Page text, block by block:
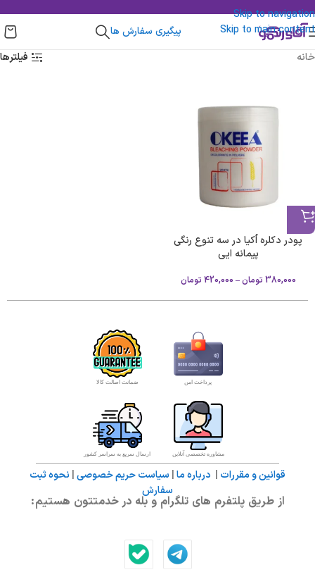
Skip to navigation
Skip to main content
پیگیری سفارش ها
خانه
فیلترها
پودر دکلره اُکیا در سه تنوع رنگی
پیمانه ایی
380,000 تومان–
420,000 تومان
پرداخت امن ضمانت اصالت کالا
مشاوره تخصصی آنلاین ارسال سریع به سراسر کشور
قوانین و مقررات درباره ما سیاست حریم خصوصی نحوه ثبت
سفارش
از طریق پلتفرم های تلگرام و بله در خدمتتون هستیم: